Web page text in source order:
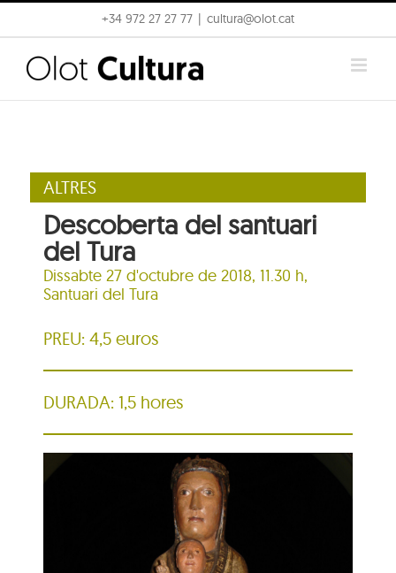
to
content
+34 972 27 27 77 cultura@olot.cat
ALTRES
Descoberta del santuari
del Tura
Dissabte 27 d'octubre de 2018, 11.30 h,
Santuari del Tura
PREU: 4,5 euros
DURADA: 1,5 hores